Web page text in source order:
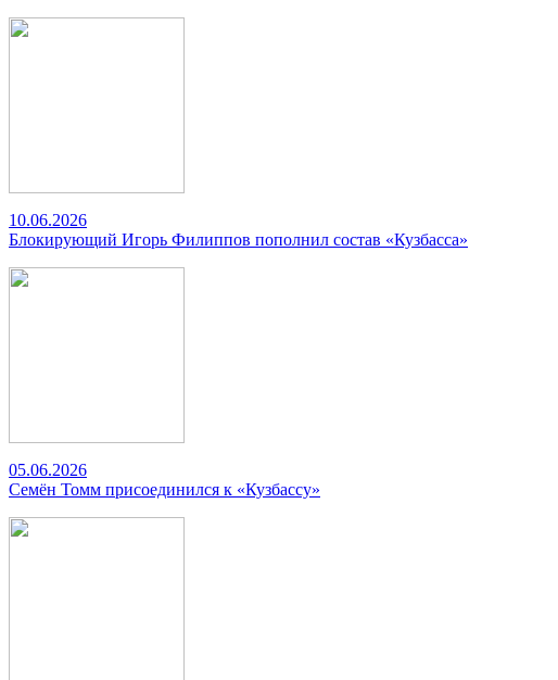
10.06.2026
Блокирующий Игорь Филиппов пополнил состав «Кузбасса»
05.06.2026
Семён Томм присоединился к «Кузбассу»